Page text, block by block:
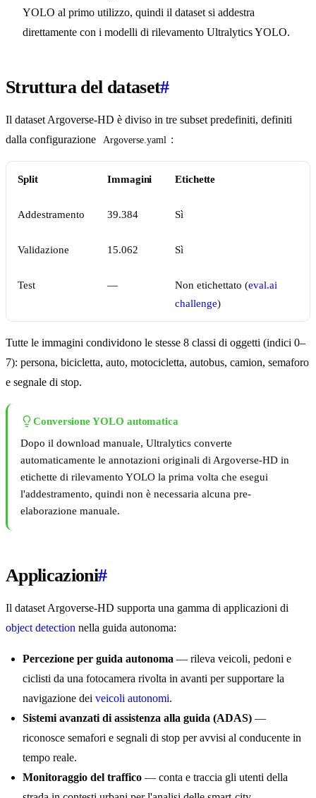
YOLO al primo utilizzo, quindi il dataset si addestra
direttamente con i modelli di rilevamento Ultralytics YOLO.
Struttura del dataset#
Il dataset Argoverse-HD è diviso in tre subset predefiniti, definiti
dalla configurazione
Argoverse.yaml :
Split Immagini Etichette
Addestramento 39.384 Sì
Validazione 15.062 Sì
Test — Non etichettato (eval.ai
challenge)
Tutte le immagini condividono le stesse 8 classi di oggetti (indici 0–
7): persona, bicicletta, auto, motocicletta, autobus, camion, semaforo
e segnale di stop.
Conversione YOLO automatica
Dopo il download manuale, Ultralytics converte
automaticamente le annotazioni originali di Argoverse-HD in
etichette di rilevamento YOLO la prima volta che esegui
l'addestramento, quindi non è necessaria alcuna pre-
elaborazione manuale.
Applicazioni#
Il dataset Argoverse-HD supporta una gamma di applicazioni di
object detection nella guida autonoma:
Percezione per guida autonoma — rileva veicoli, pedoni e
ciclisti da una fotocamera rivolta in avanti per supportare la
navigazione dei veicoli autonomi.
Sistemi avanzati di assistenza alla guida (ADAS) —
riconosce semafori e segnali di stop per avvisi al conducente in
tempo reale.
Monitoraggio del traffico — conta e traccia gli utenti della